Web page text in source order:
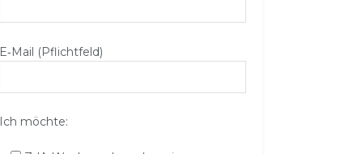
E‑Mail (Pflichtfeld)
Ich möchte: